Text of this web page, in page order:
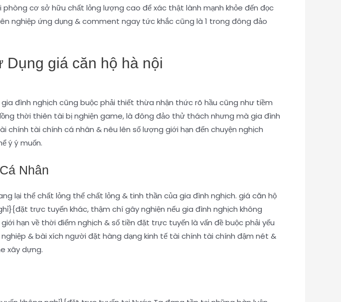
cơ sở hữu chất lỏng lượng cao để xác thật lành mạnh khỏe đến đọc
nghiệp ứng dụng & comment ngay tức khắc cũng là 1 trong đông đảo
Dụng giá căn hộ hà nội
đình nghịch cũng buộc phải thiết thừa nhận thức rõ hầu cũng như tiềm
thời thiên tài bị nghiện game, là đông đảo thử thách nhưng mà gia đình
chính tài chính cá nhân & nêu lên số lượng giới hạn đến chuyện nghịch
ý ý muốn.
Nhân
lại thể chất lỏng thể chất lỏng & tinh thần của gia đình nghịch. giá căn hộ
trực tuyến khác, thậm chí gây nghiện nếu gia đình nghịch không
hạn về thời điểm nghịch & số tiền đặt trực tuyến là vấn đề buộc phải yếu
& bài xích người đặt hàng dạng kinh tế tài chính tài chính đậm nét &
xây dựng.